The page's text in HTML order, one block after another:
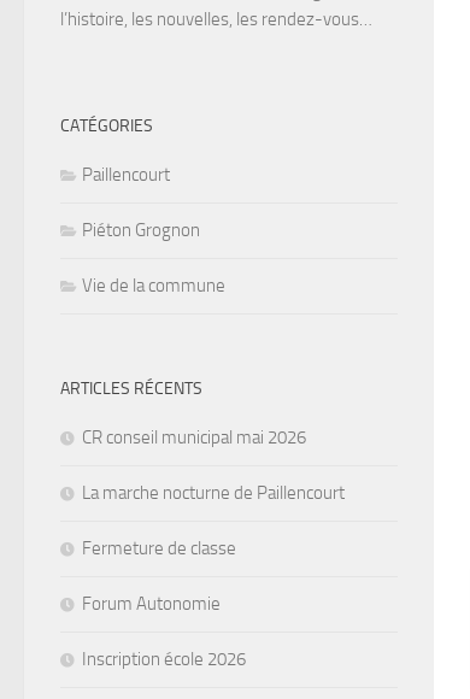
l’histoire, les nouvelles, les rendez-vous…
CATÉGORIES
Paillencourt
Piéton Grognon
Vie de la commune
ARTICLES RÉCENTS
CR conseil municipal mai 2026
La marche nocturne de Paillencourt
Fermeture de classe
Forum Autonomie
Inscription école 2026